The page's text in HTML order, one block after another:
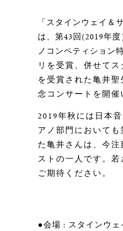
「スタインウェイ＆
は、第43回(2019年
ノコンペティション
リを受賞、併せて
を受賞された亀井
念コンサートを開催
2019年秋には日本
アノ部門においても
た亀井さんは、今
ストの一人です。
ご期待ください。
●会場 : スタインウ